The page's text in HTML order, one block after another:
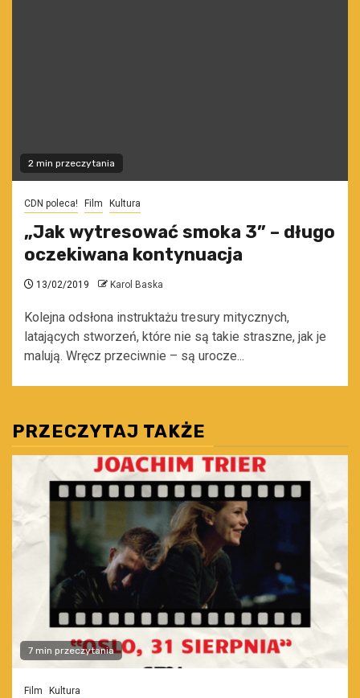
2 min przeczytania
CDN poleca! Film Kultura
„Jak wytresować smoka 3” – długo
oczekiwana kontynuacja
13/02/2019 Karol Baska
Kolejna odsłona instruktażu tresury mitycznych,
latających stworzeń, które nie są takie straszne, jak je
malują. Wręcz przeciwnie – są urocze...
PRZECZYTAJ TAKŻE
7 min przeczytania
Film Kultura